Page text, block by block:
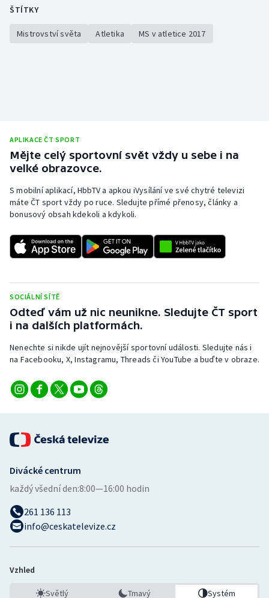
ŠTÍTKY
Mistrovství světa Atletika MS v atletice 2017
APLIKACE ČT SPORT
Mějte celý sportovní svět vždy u sebe i na
velké obrazovce.
S mobilní aplikací, HbbTV a apkou iVysílání ve své chytré televizi
máte ČT sport vždy po ruce. Sledujte přímé přenosy, články a
bonusový obsah kdekoli a kdykoli.
SOCIÁLNÍ SÍTĚ
Odteď vám už nic neunikne. Sledujte ČT sport
i na dalších platformách.
Nenechte si nikde ujít nejnovější sportovní události. Sledujte nás i
na Facebooku, X, Instagramu, Threads či YouTube a buďte v obraze.
Divácké centrum
každý všední den:8:00—16:00 hodin
261 136 113
info@ceskatelevize.cz
Vzhled
Světlý Tmavý Systém